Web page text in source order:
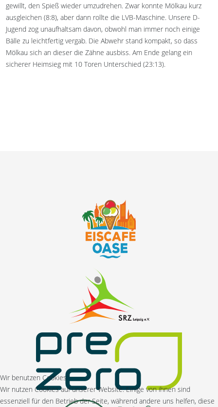
gewillt, den Spieß wieder umzudrehen. Zwar konnte Mölkau kurz
ausgleichen (8:8), aber dann rollte die LVB-Maschine. Unsere D-
Jugend zog unaufhaltsam davon, obwohl man immer noch einige
Bälle zu leichtfertig vergab. Die Abwehr stand kompakt, so dass
Mölkau sich an dieser die Zähne ausbiss. Am Ende gelang ein
sicherer Heimsieg mit 10 Toren Unterschied (23:13).
Wir benutzen Cookies
Wir nutzen Cookies auf unserer Website. Einige von ihnen sind
essenziell für den Betrieb der Seite, während andere uns helfen, diese